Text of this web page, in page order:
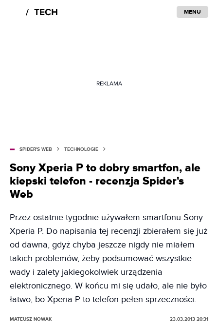
MENU
REKLAMA
SPIDER'S WEB TECHNOLOGIE
Sony Xperia P to dobry smartfon, ale
kiepski telefon - recenzja Spider's
Web
Przez ostatnie tygodnie używałem smartfonu Sony
Xperia P. Do napisania tej recenzji zbierałem się już
od dawna, gdyż chyba jeszcze nigdy nie miałem
takich problemów, żeby podsumować wszystkie
wady i zalety jakiegokolwiek urządzenia
elektronicznego. W końcu mi się udało, ale nie było
łatwo, bo Xperia P to telefon pełen sprzeczności.
MATEUSZ NOWAK 23.03.2013 20:31